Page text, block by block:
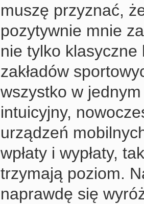
muszę przyznać,
pozytywnie mnie
nie tylko
zakładów
wszystko w
intuicyjny,
urządzeń
wpłaty i wypłaty,
trzymają poziom.
naprawdę się